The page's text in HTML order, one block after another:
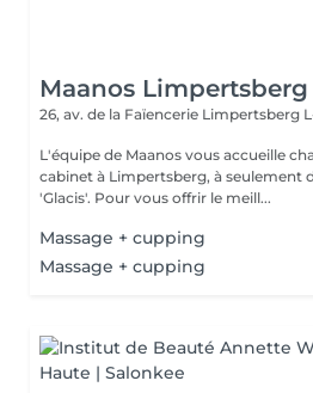
Maanos Limpertsberg
26, av. de la Faïencerie Limpertsberg
L'équipe de Maanos vous accueille
cabinet à Limpertsberg, à seulement
'Glacis'. Pour vous offrir le meill...
Massage + cupping
Massage + cupping